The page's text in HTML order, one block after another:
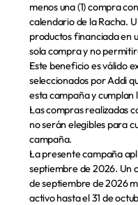
menos una (1) compra
calendario de la Racha.
productos financiada en
sola compra y no
Este beneficio es válido
seleccionados por Addi
esta campaña y cumplan
Las compras realizadas
no serán elegibles para
campaña.
La presente campaña
septiembre de 2026. Un
de septiembre de 2026
activo hasta el 31 de